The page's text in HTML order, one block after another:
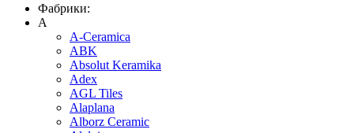
Фабрики:
A
A-Ceramica
ABK
Absolut Keramika
Adex
AGL Tiles
Alaplana
Alborz Ceramic